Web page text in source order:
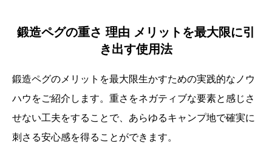
鍛造ペグの重さ 理由 メリットを最大限に引
き出す使用法
鍛造ペグのメリットを最大限生かすための実践的なノウ
ハウをご紹介します。重さをネガティブな要素と感じさ
せない工夫をすることで、あらゆるキャンプ地で確実に
刺さる安心感を得ることができます。